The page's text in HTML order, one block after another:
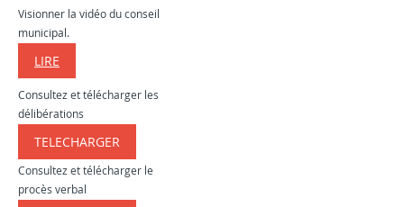
Visionner la vidéo du conseil
municipal.
LIRE
Consultez et télécharger les
délibérations
TELECHARGER
Consultez et télécharger le
procès verbal